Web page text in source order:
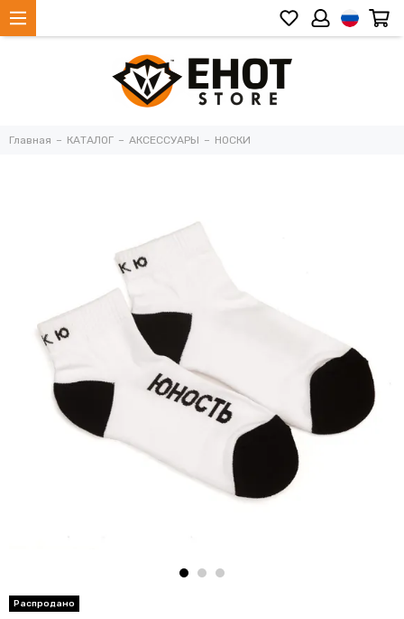
Главная КАТАЛОГ АКСЕССУАРЫ НОСКИ